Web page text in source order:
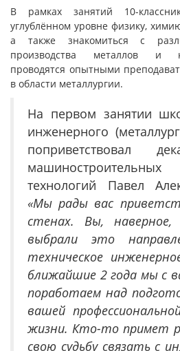
В рамках занятий 10-
углублённом уровне физику,
а также знакомиться с
производства металлов и
проводятся опытными
в области металлургии.
На первом занятии
инженерного
поприветствовал
технологий Павел
«Мы рады вас
стенах. Вы,
выбрали это
техническое
ближайшие 2 года мы с
поработаем над
вашей
жизни. Кто-то примет
свою судьбу связать с